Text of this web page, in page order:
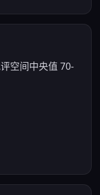
空间中央值 70-